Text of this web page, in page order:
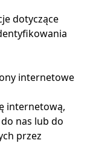
dotyczące
internetowe
internetową,
nas lub do
przez